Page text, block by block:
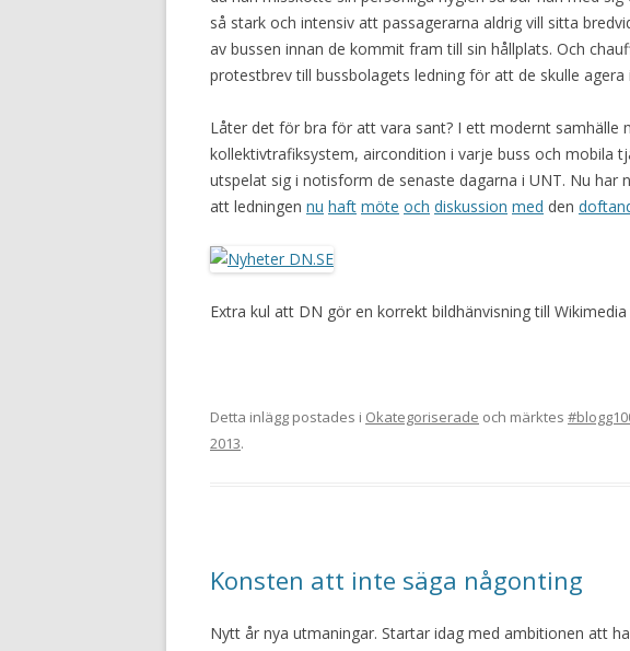
så stark och intensiv att passagerarna aldrig vill sitta
av bussen innan de kommit fram till sin hållplats. Och
protestbrev till bussbolagets ledning för att de skulle agera
Låter det för bra för att vara sant? I ett modernt samhälle
kollektivtrafiksystem, aircondition i varje buss och mobila
utspelat sig i notisform de senaste dagarna i UNT. Nu har
att ledningen nu haft möte och diskussion med den
Extra kul att DN gör en korrekt bildhänvisning till
Detta inlägg postades i Okategoriserade och märktes
2013.
Konsten att inte säga någonting
Nytt år nya utmaningar. Startar idag med ambitionen att